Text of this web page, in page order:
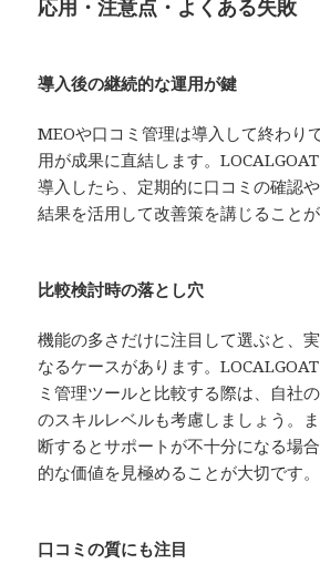
応用・注意点・よくある失敗
導入後の継続的な運用が鍵
MEOや口コミ管理は導入して終わり
用が成果に直結します。
導入したら、定期的に口コミの確認
結果を活用して改善策を講じることが
比較検討時の落とし穴
機能の多さだけに注目して選ぶと、
なるケースがあります。
ミ管理ツールと比較する際は、自社
のスキルレベルも考慮しましょう。
断するとサポートが不十分になる場
的な価値を見極めることが大切です。
口コミの質にも注目